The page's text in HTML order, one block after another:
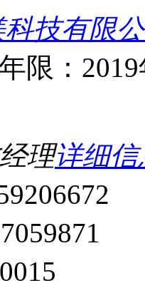
技有限
限：
理详细信